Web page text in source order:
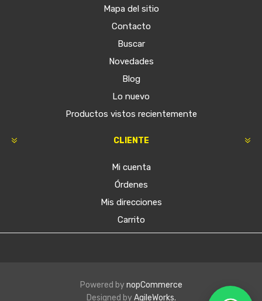
Mapa del sitio
Contacto
Buscar
Novedades
Blog
Lo nuevo
Productos vistos recientemente
CLIENTE
Mi cuenta
Órdenes
Mis direcciones
Carrito
Powered bynopCommerce
Designed byAgileWorks.